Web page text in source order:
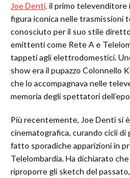
Joe Denti, il primo televenditore
figura iconica nelle trasmissioni
conosciuto per il suo stile
emittenti come Rete A e
tappeti agli elettrodomestici.
show era il pupazzo Colonnello
che lo accompagnava nelle
memoria degli spettatori
Più recentemente, Joe Denti si
cinematografica, curando cicli di
fatto sporadiche apparizioni in
Telelombardia. Ha dichiarato
riproporre gli sketch del